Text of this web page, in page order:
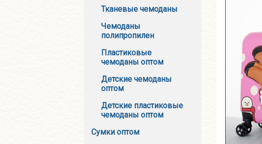
Тканевые чемоданы
Чемоданы
полипропилен
Пластиковые
чемоданы оптом
Детские чемоданы
оптом
Детские пластиковые
чемоданы оптом
Сумки оптом